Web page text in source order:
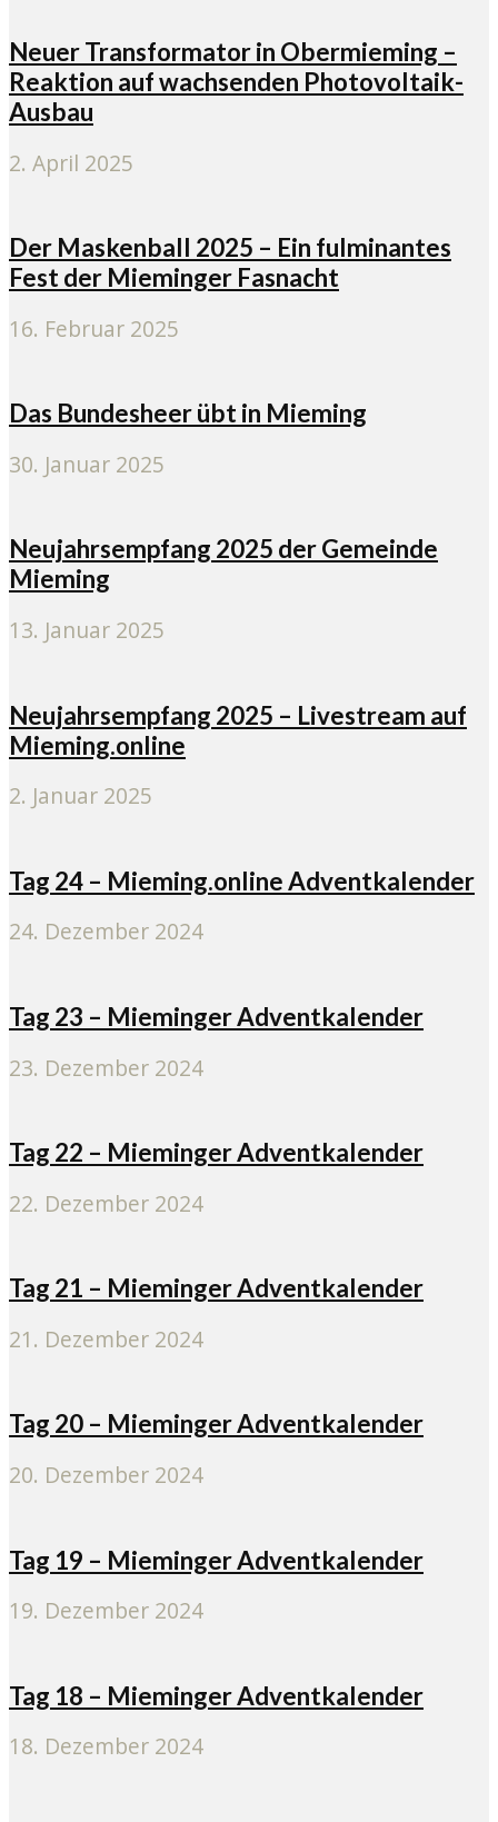
Neuer Transformator in Obermieming –
Reaktion auf wachsenden Photovoltaik-
Ausbau
2. April 2025
Der Maskenball 2025 – Ein fulminantes
Fest der Mieminger Fasnacht
16. Februar 2025
Das Bundesheer übt in Mieming
30. Januar 2025
Neujahrsempfang 2025 der Gemeinde
Mieming
13. Januar 2025
Neujahrsempfang 2025 – Livestream auf
Mieming.online
2. Januar 2025
Tag 24 – Mieming.online Adventkalender
24. Dezember 2024
Tag 23 – Mieminger Adventkalender
23. Dezember 2024
Tag 22 – Mieminger Adventkalender
22. Dezember 2024
Tag 21 – Mieminger Adventkalender
21. Dezember 2024
Tag 20 – Mieminger Adventkalender
20. Dezember 2024
Tag 19 – Mieminger Adventkalender
19. Dezember 2024
Tag 18 – Mieminger Adventkalender
18. Dezember 2024